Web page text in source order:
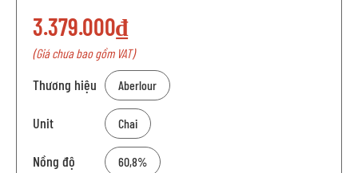
3.379.000₫
(Giá chưa bao gồm VAT)
Thương hiệu Aberlour
Unit Chai
Nồng độ 60,8%